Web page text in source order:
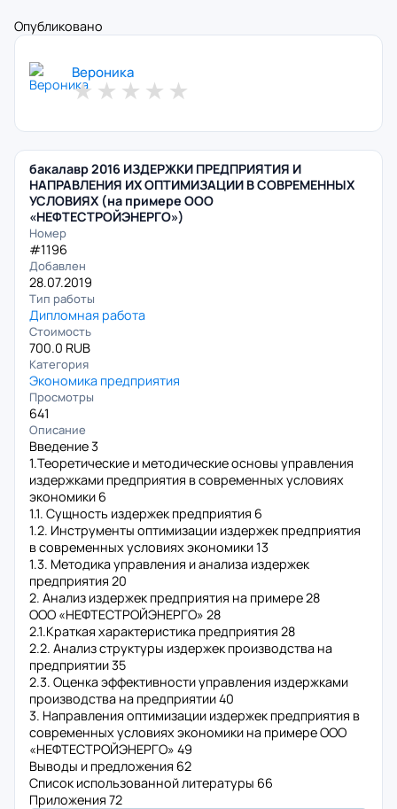
Опубликовано
Вероника
★ ★ ★ ★ ★
бакалавр 2016 ИЗДЕРЖКИ ПРЕДПРИЯТИЯ И
НАПРАВЛЕНИЯ ИХ ОПТИМИЗАЦИИ В СОВРЕМЕННЫХ
УСЛОВИЯХ (на примере ООО
«НЕФТЕСТРОЙЭНЕРГО»)
Номер
#1196
Добавлен
28.07.2019
Тип работы
Дипломная работа
Стоимость
700.0 RUB
Категория
Экономика предприятия
Просмотры
641
Описание
Введение 3
1.Теоретические и методические основы управления
издержками предприятия в современных условиях
экономики 6
1.1. Сущность издержек предприятия 6
1.2. Инструменты оптимизации издержек предприятия
в современных условиях экономики 13
1.3. Методика управления и анализа издержек
предприятия 20
2. Анализ издержек предприятия на примере 28
ООО «НЕФТЕСТРОЙЭНЕРГО» 28
2.1.Краткая характеристика предприятия 28
2.2. Анализ структуры издержек производства на
предприятии 35
2.3. Оценка эффективности управления издержками
производства на предприятии 40
3. Направления оптимизации издержек предприятия в
современных условиях экономики на примере ООО
«НЕФТЕСТРОЙЭНЕРГО» 49
Выводы и предложения 62
Список использованной литературы 66
Приложения 72